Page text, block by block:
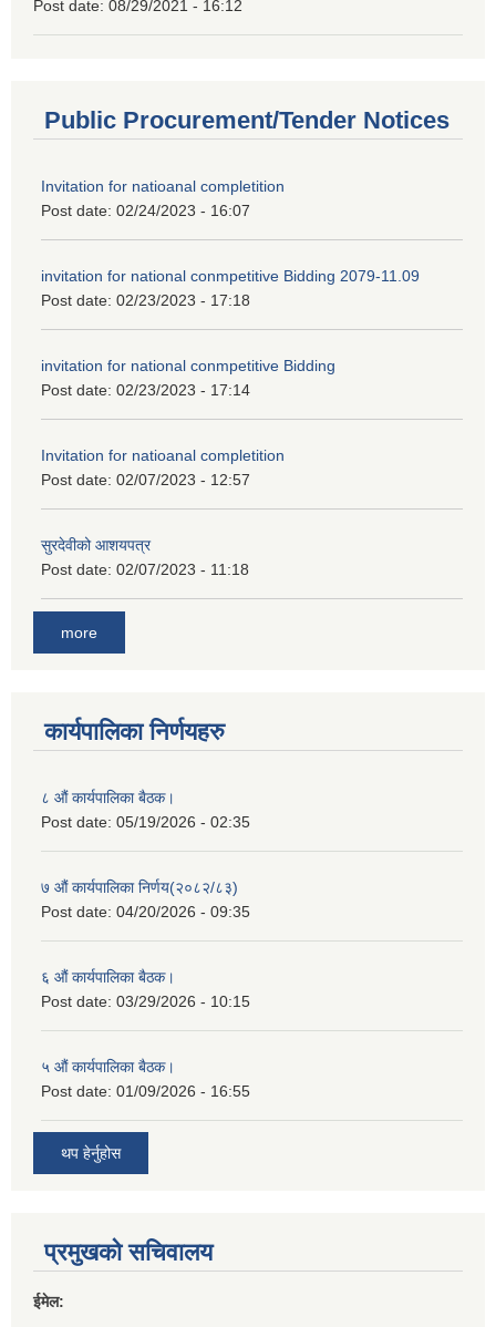
Post date: 08/29/2021 - 16:12
Public Procurement/Tender Notices
Invitation for natioanal completition
Post date: 02/24/2023 - 16:07
invitation for national conmpetitive Bidding 2079-11.09
Post date: 02/23/2023 - 17:18
invitation for national conmpetitive Bidding
Post date: 02/23/2023 - 17:14
Invitation for natioanal completition
Post date: 02/07/2023 - 12:57
सुरदेवीको आशयपत्र
Post date: 02/07/2023 - 11:18
more
कार्यपालिका निर्णयहरु
८ औं कार्यपालिका बैठक।
Post date: 05/19/2026 - 02:35
७ औं कार्यपालिका निर्णय(२०८२/८३)
Post date: 04/20/2026 - 09:35
६ औं कार्यपालिका बैठक।
Post date: 03/29/2026 - 10:15
५ औं कार्यपालिका बैठक।
Post date: 01/09/2026 - 16:55
थप हेर्नुहोस
प्रमुखको सचिवालय
ईमेल: